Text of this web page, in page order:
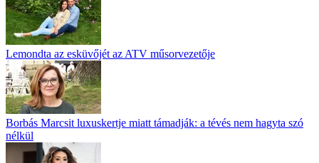
Lemondta az esküvőjét az ATV műsorvezetője
Borbás Marcsit luxuskertje miatt támadják: a tévés nem hagyta szó
nélkül